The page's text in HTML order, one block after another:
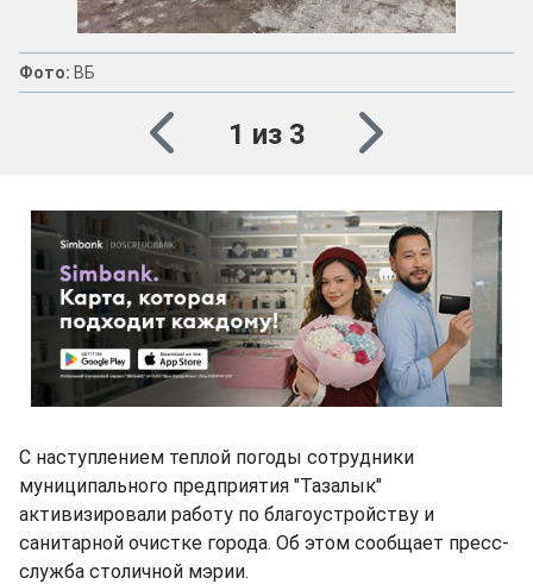
Фото: ВБ
1 из 3
С наступлением теплой погоды сотрудники
муниципального предприятия "Тазалык"
активизировали работу по благоустройству и
санитарной очистке города. Об этом сообщает пресс-
служба столичной мэрии.